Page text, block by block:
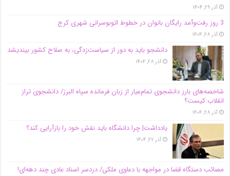
آذر ۲۹, ۱۴۰۴
3 روز رفت‌وآمد رایگان بانوان در خطوط اتوبوسرانی شهری کرج
آذر ۲۸, ۱۴۰۴
دانشجو باید به دور از سیاست‌زدگی، به صلاح کشور بیندیشد
آذر ۲۸, ۱۴۰۴
شاخصه‌های بارز دانشجوی تمام‌عیار از زبان فرمانده سپاه البرز/ دانشجوی تراز
انقلاب کیست؟
آذر ۲۸, ۱۴۰۴
یادداشت| چرا دانشگاه باید نقش خود را بازآرایی کند؟
آذر ۲۷, ۱۴۰۴
مصائب دستگاه قضا در مواجهه با دعاوی ملکی/ دردسر اسناد عادی چند‌ دهه‌ای!